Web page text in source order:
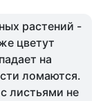
растений -
цветут
на
ломаются.
листьями не